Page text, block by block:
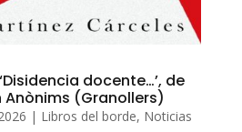
docente…’, de
Anònims (Granollers)
| Libros del borde, Noticias